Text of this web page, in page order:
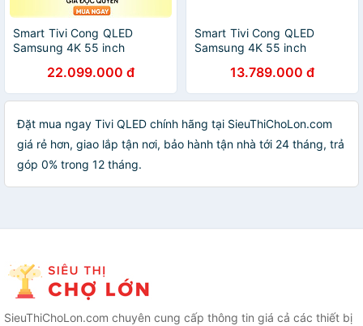
Smart Tivi Cong QLED
Samsung 4K 55 inch
hãng( Chỉ giao HCM)
22.099.000 đ
Smart Tivi Cong QLED
Samsung 4K 55 inch
13.789.000 đ
Đặt mua ngay Tivi QLED chính hãng tại SieuThiChoLon.com
giá rẻ hơn, giao lắp tận nơi, bảo hành tận nhà tới 24 tháng, trả
góp 0% trong 12 tháng.
SieuThiChoLon.com chuyên cung cấp thông tin giá cả các thiết bị